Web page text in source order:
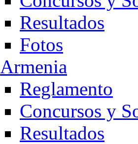
Resultados
Fotos
Armenia
Reglamento
Concursos y
Resultados